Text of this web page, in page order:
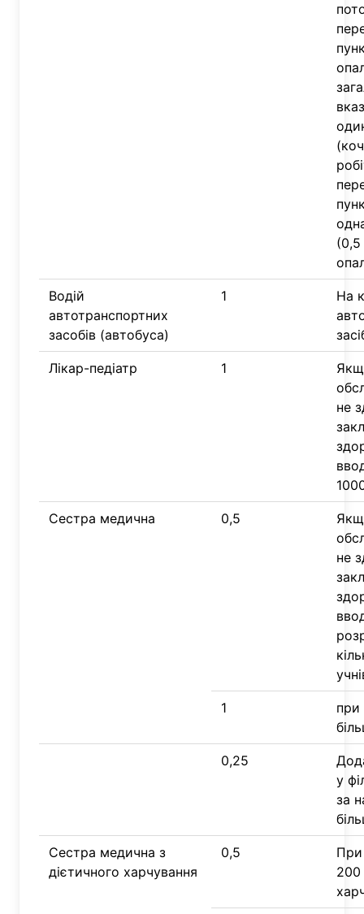
(0,5
Водій
автотранспортних
засобів (автобуса)
1
На
Лікар-педіатр 1
не
Сестра медична 0,5
не
1
при
0,25
у
за
Сестра медична з
дієтичного харчування
0,5
При
200